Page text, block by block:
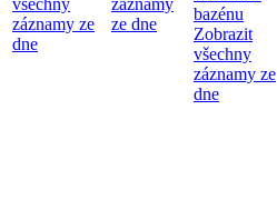
záznamy ze
dne
ze dne
bazénu
Zobrazit
všechny
záznamy ze
dne